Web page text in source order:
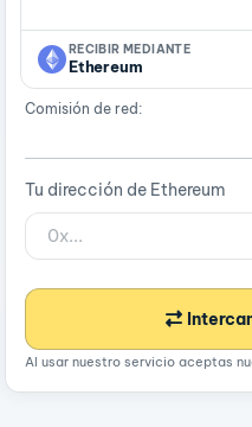
RECIBIR MEDIANTE
Ethereum
Comisión de red:
Tu dirección de Ethereum
Al usar nuestro servicio aceptas